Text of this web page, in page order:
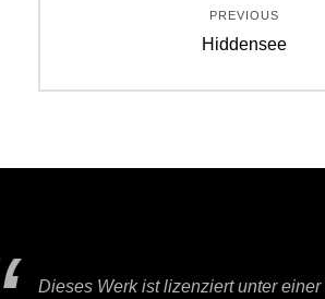
PREVIOUS
Previous
Hiddensee
Dieses Werk ist lizenziert unter einer